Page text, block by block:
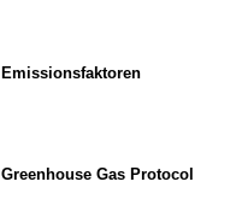
Emissionsfaktoren
Greenhouse Gas Protocol